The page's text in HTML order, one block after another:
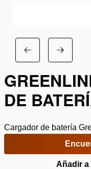
DE
Cargador de batería
Añadir a